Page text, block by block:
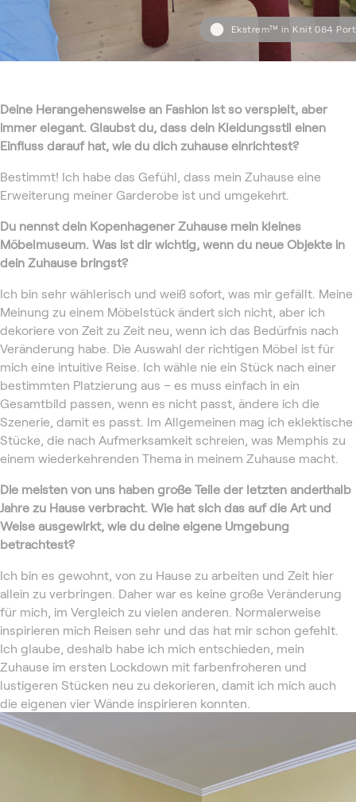
Ekstrem™ in Knit 084 Port
Deine Herangehensweise an Fashion ist so verspielt, aber
immer elegant. Glaubst du, dass dein Kleidungsstil einen
Einfluss darauf hat, wie du dich zuhause einrichtest?
Bestimmt! Ich habe das Gefühl, dass mein Zuhause eine
Erweiterung meiner Garderobe ist und umgekehrt.
Du nennst dein Kopenhagener Zuhause mein kleines
Möbelmuseum. Was ist dir wichtig, wenn du neue Objekte in
dein Zuhause bringst?
Ich bin sehr wählerisch und weiß sofort, was mir gefällt. Meine
Meinung zu einem Möbelstück ändert sich nicht, aber ich
dekoriere von Zeit zu Zeit neu, wenn ich das Bedürfnis nach
Veränderung habe. Die Auswahl der richtigen Möbel ist für
mich eine intuitive Reise. Ich wähle nie ein Stück nach einer
bestimmten Platzierung aus – es muss einfach in ein
Gesamtbild passen, wenn es nicht passt, ändere ich die
Szenerie, damit es passt. Im Allgemeinen mag ich eklektische
Stücke, die nach Aufmerksamkeit schreien, was Memphis zu
einem wiederkehrenden Thema in meinem Zuhause macht.
Die meisten von uns haben große Teile der letzten anderthalb
Jahre zu Hause verbracht. Wie hat sich das auf die Art und
Weise ausgewirkt, wie du deine eigene Umgebung
betrachtest?
Ich bin es gewohnt, von zu Hause zu arbeiten und Zeit hier
allein zu verbringen. Daher war es keine große Veränderung
für mich, im Vergleich zu vielen anderen. Normalerweise
inspirieren mich Reisen sehr und das hat mir schon gefehlt.
Ich glaube, deshalb habe ich mich entschieden, mein
Zuhause im ersten Lockdown mit farbenfroheren und
lustigeren Stücken neu zu dekorieren, damit ich mich auch
die eigenen vier Wände inspirieren konnten.